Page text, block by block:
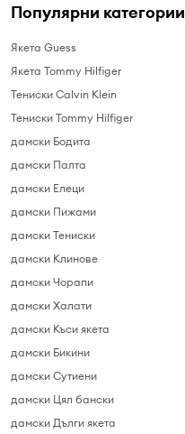
Популярни категории
Якета Guess
Якета Tommy Hilfiger
Тениски Calvin Klein
Тениски Tommy Hilfiger
дамски Бодита
дамски Палта
дамски Елеци
дамски Пижами
дамски Тениски
дамски Клинове
дамски Чорапи
дамски Халати
дамски Къси якета
дамски Бикини
дамски Сутиени
дамски Цял бански
дамски Дълги якета